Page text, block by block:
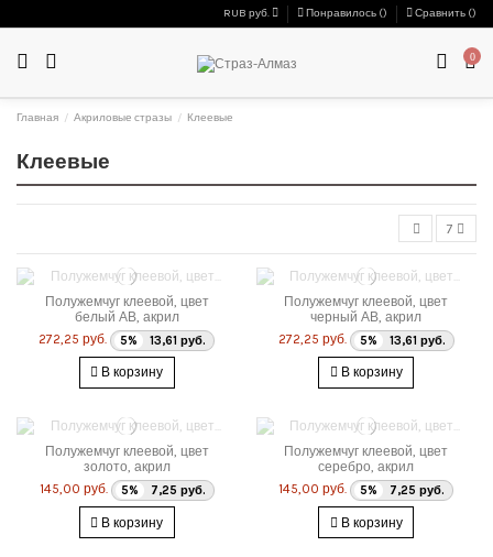
RUB руб. Понравилось () Сравнить ()
0
Главная Акриловые стразы Клеевые
Клеевые
7
Полужемчуг клеевой, цвет
белый АВ, акрил
272,25 руб.
5% 13,61 руб.
В корзину
Полужемчуг клеевой, цвет
черный АВ, акрил
272,25 руб.
5% 13,61 руб.
В корзину
Полужемчуг клеевой, цвет
золото, акрил
145,00 руб.
5% 7,25 руб.
В корзину
Полужемчуг клеевой, цвет
серебро, акрил
145,00 руб.
5% 7,25 руб.
В корзину